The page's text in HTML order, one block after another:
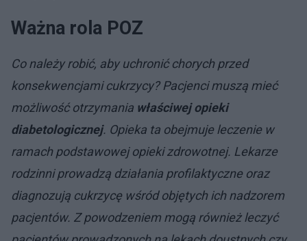
Ważna rola POZ
Co należy robić, aby uchronić chorych przed
konsekwencjami cukrzycy? Pacjenci muszą mieć
możliwość otrzymania właściwej opieki
diabetologicznej. Opieka ta obejmuje leczenie w
ramach podstawowej opieki zdrowotnej. Lekarze
rodzinni prowadzą działania profilaktyczne oraz
diagnozują cukrzycę wśród objętych ich nadzorem
pacjentów. Z powodzeniem mogą również leczyć